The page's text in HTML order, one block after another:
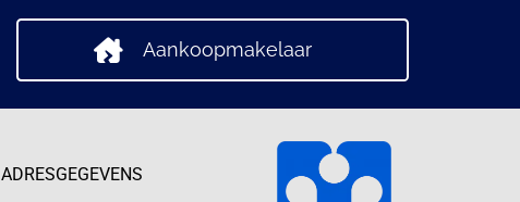
Aankoopmakelaar
ADRESGEGEVENS